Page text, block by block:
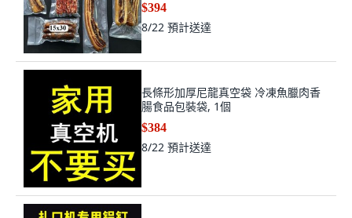
$394
8/22 預計送達
長條形加厚尼龍真空袋 冷凍魚臘肉香
腸食品包裝袋, 1個
$384
8/22 預計送達